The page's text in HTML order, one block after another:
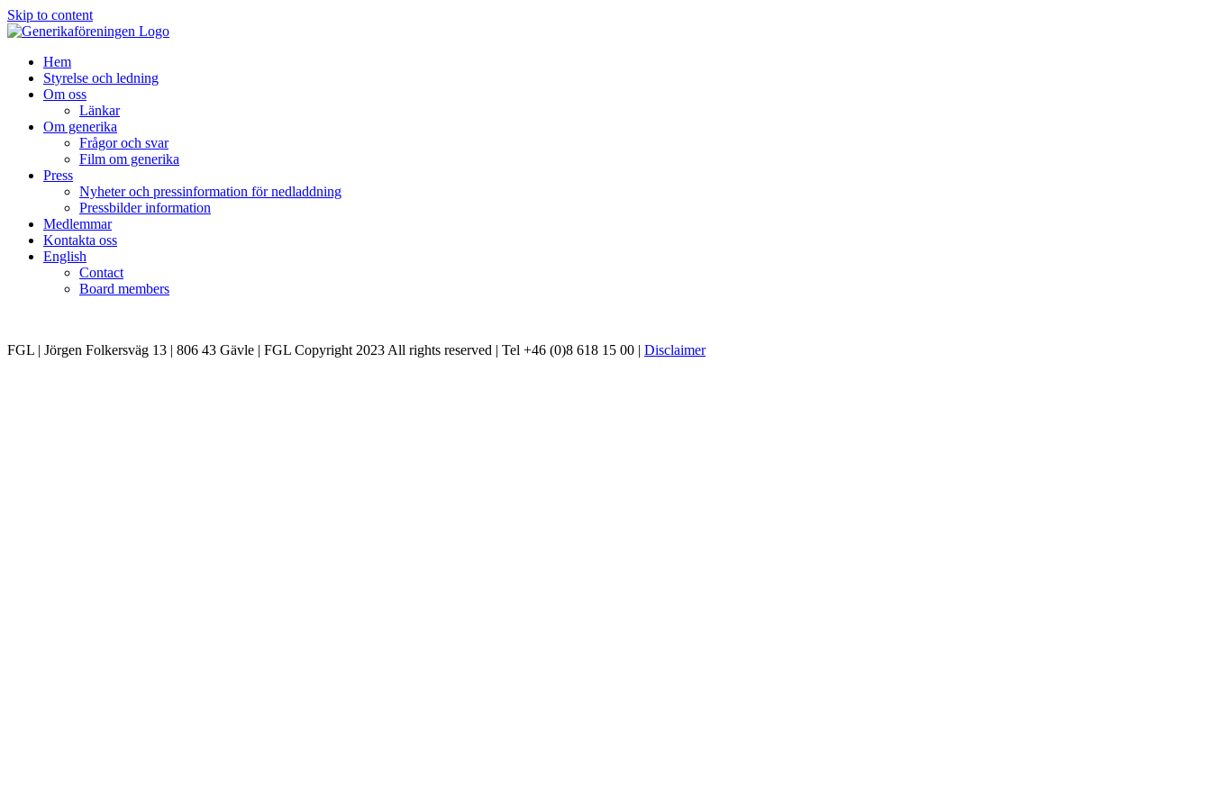
Skip to content
Hem
Styrelse och ledning
Om oss
Länkar
Om generika
Frågor och svar
Film om generika
Press
Nyheter och pressinformation för nedladdning
Pressbilder information
Medlemmar
Kontakta oss
English
Contact
Board members
FGL | Jörgen Folkersväg 13 | 806 43 Gävle | FGL Copyright 2023 All rights reserved | Tel +46 (0)8 618 15 00 | Disclaimer